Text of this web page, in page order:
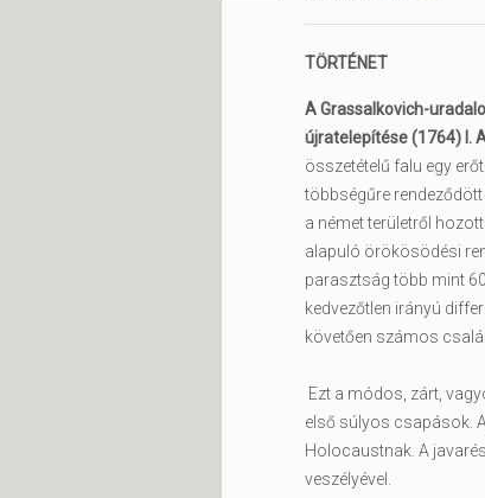
TÖRTÉNET
A Grassalkovich-
újratelepítése (1764) I.
összetételű falu egy
többségűre
a német területről
alapuló örökösödési
parasztság több mint
kedvezőtlen irányú
követően számos
Ezt a módos, zárt,
első súlyos csapások.
Holocaustnak. A
veszélyével.